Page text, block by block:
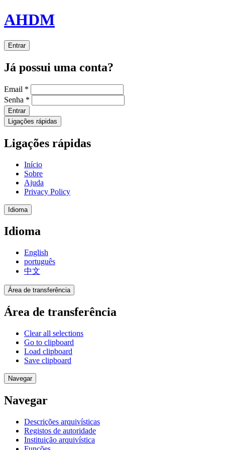
AHDM
Entrar
Já possui uma conta?
Email *
Senha *
Entrar
Ligações rápidas
Ligações rápidas
Início
Sobre
Ajuda
Privacy Policy
Idioma
Idioma
English
português
中文
Área de transferência
Área de transferência
Clear all selections
Go to clipboard
Load clipboard
Save clipboard
Navegar
Navegar
Descrições arquivísticas
Registos de autoridade
Instituição arquivística